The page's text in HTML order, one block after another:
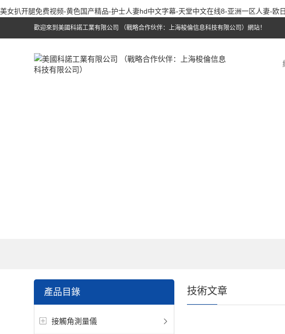
美女扒开腿免费视频-黄色国产精品-护士人妻hd中文字幕-天堂中文在线8-亚洲一区人妻-
歡迎來到美國科諾工業有限公司 （戰略合作伙伴：上海梭倫信息科技有限公司）網站！
產品目錄
接觸角測量儀
技術文章